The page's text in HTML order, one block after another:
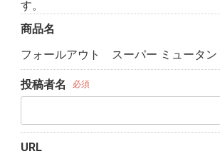
す。
商品名
フォールアウト スーパー ミュータン
投稿者名 必須
URL